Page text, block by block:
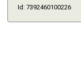
Id: 7392460100226